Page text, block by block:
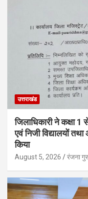
उत्तराखंड
जिलाधिकारी ने कक्षा
एवं निजी विद्यालयों
किया
August 5, 2026 रंजना